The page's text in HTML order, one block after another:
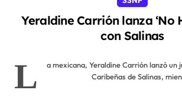
Yeraldine Carrión lanza ‘No
con Salinas
L
a mexicana, Yeraldine Carrión lanzó un
Caribeñas de Salinas,